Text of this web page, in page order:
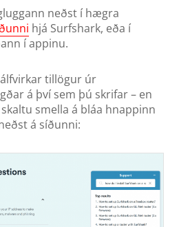
neðst í hægra
hjá Surfshark, eða í
í appinu.
tillögur úr
á því sem þú skrifar – en
smella á bláa hnappinn
á síðunni: